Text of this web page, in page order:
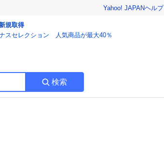
Yahoo! JAPANヘルプ
規取得
スセレクション 人気商品が最大40％
検索